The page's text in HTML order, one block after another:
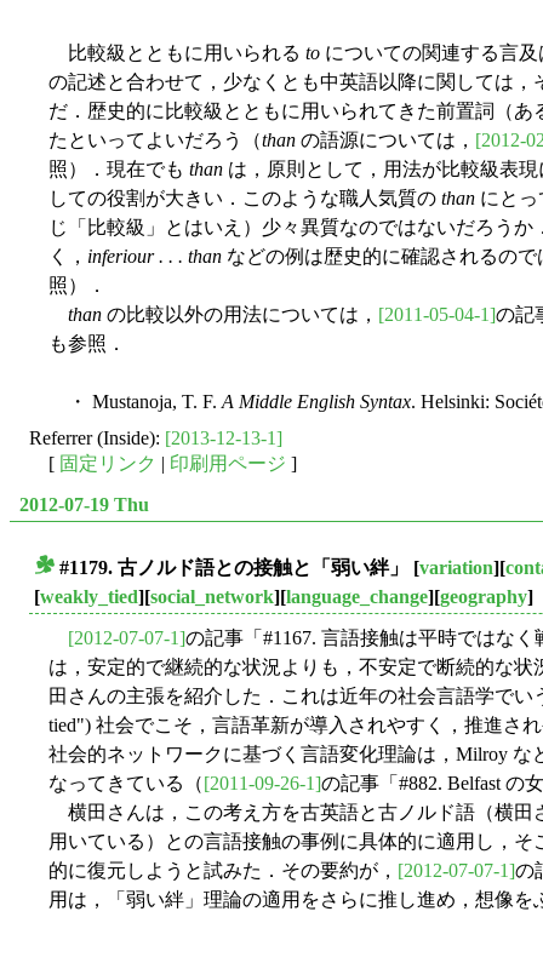
比較級とともに用いられる to についての関連する言及
の記述と合わせて，少なくとも中英語以降に関しては
だ．歴史的に比較級とともに用いられてきた前置詞（
たといってよいだろう（than の語源については， [2012-
照）．現在でも than は，原則として，用法が比較級表
しての役割が大きい．このような職人気質の than にとっ
じ「比較級」とはいえ）少々異質なのではないだろう
く， inferiour . . . than などの例は歴史的に確認されるので
照）．
than の比較以外の用法については， [2011-05-04-1]の記
も参照．
・ Mustanoja, T. F. A Middle English Syntax. Helsinki:
Referrer (Inside): [2013-12-13-1]
[ 固定リンク | 印刷用ページ ]
2012-07-19 Thu
#1179. 古ノルド語との接触と「弱い絆」 [variation][
[weakly_tied][social_network][language_change][geography]
[2012-07-07-1]の記事「#1167. 言語接触は平時ではな
は，安定的で継続的な状況よりも，不安定で断続的な
田さんの主張を紹介した．これは近年の社会言語学で
tied") 社会でこそ，言語革新が導入されやすく，推進さ
社会的ネットワークに基づく言語変化理論は，Milroy
なってきている（[2011-09-26-1]の記事「#882. Belfast の
横田さんは，この考え方を古英語と古ノルド語（横田
用いている）との言語接触の事例に具体的に適用し，
的に復元しようと試みた．その要約が， [2012-07-07-1]の
用は，「弱い絆」理論の適用をさらに推し進め，想像を